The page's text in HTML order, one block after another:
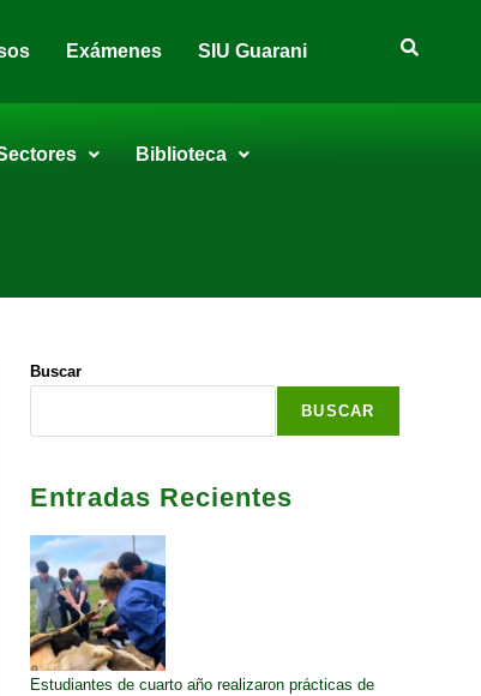
Exámenes SIU Guarani
Biblioteca
Buscar
BUSCAR
Entradas Recientes
Estudiantes de cuarto año realizaron prácticas de